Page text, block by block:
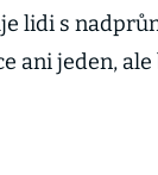
lidi s
ani jeden,